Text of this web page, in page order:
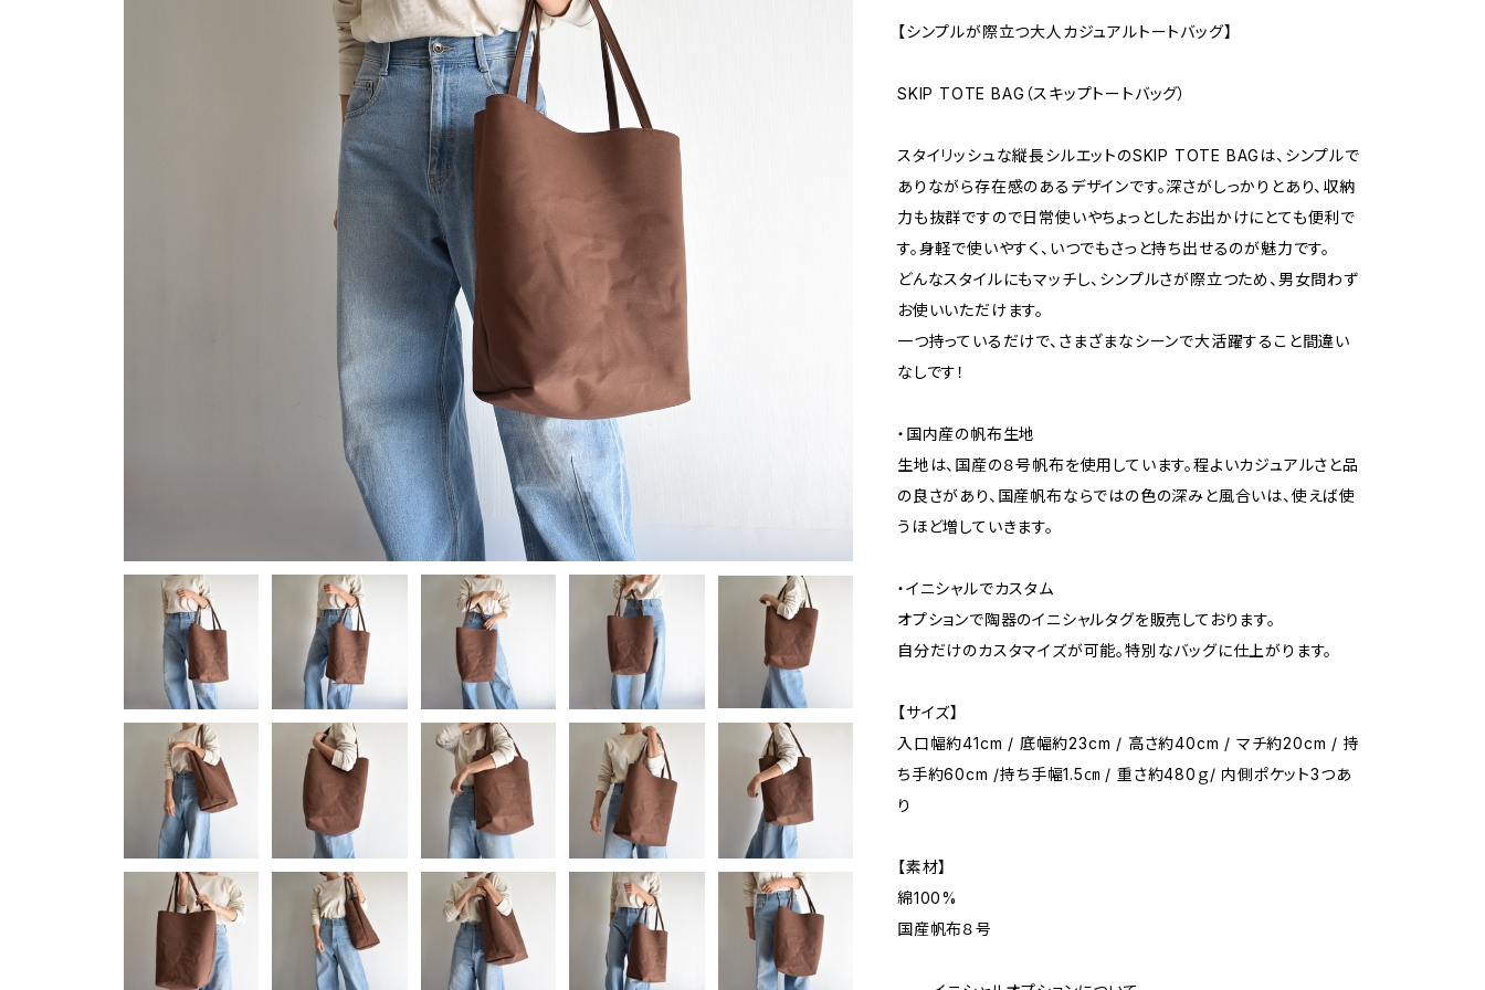
【シンプルが際立つ大人カジュアルトートバッグ】
SKIP TOTE BAG（スキップトートバッグ）
スタイリッシュな縦長シルエットのSKIP TOTE BAGは、シンプルで
ありながら存在感のあるデザインです。深さがしっかりとあり、収納
力も抜群ですので日常使いやちょっとしたお出かけにとても便利で
す。身軽で使いやすく、いつでもさっと持ち出せるのが魅力です。
どんなスタイルにもマッチし、シンプルさが際立つため、男女問わず
お使いいただけます。
一つ持っているだけで、さまざまなシーンで大活躍すること間違い
なしです！
・国内産の帆布生地
生地は、国産の８号帆布を使用しています。程よいカジュアルさと品
の良さがあり、国産帆布ならではの色の深みと風合いは、使えば使
うほど増していきます。
・イニシャルでカスタム
オプションで陶器のイニシャルタグを販売しております。
自分だけのカスタマイズが可能。特別なバッグに仕上がります。
【サイズ】
入口幅約41cm / 底幅約23cm / 高さ約40cm / マチ約20cm / 持
ち手約60cm /持ち手幅1.5㎝ / 重さ約480ｇ/ 内側ポケット3つあ
り
【素材】
綿100%
国産帆布８号